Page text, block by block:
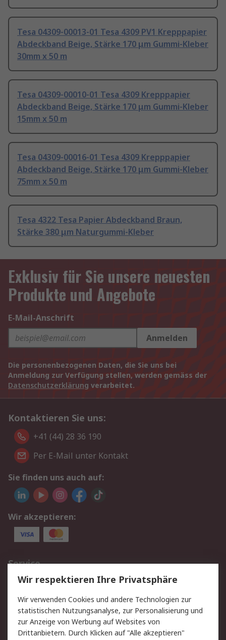
Tesa 04309-00013-01 Tesa 4309 PV1 Krepppapier
Abdeckband Beige, Stärke 170 μm Gummi-Kleber
30mm x 50 m
Tesa 04309-00010-01 Tesa 4309 Krepppapier
Abdeckband Beige, Stärke 170 μm Gummi-Kleber
15mm x 50 m
Tesa 04309-00016-01 Tesa 4309 Krepppapier
Abdeckband Beige, Stärke 170 μm Gummi-Kleber
75mm x 50 m
Tesa 4322 Tesa Papier Abdeckband Braun,
Stärke 380 μm Naturgummi-Kleber
Exklusiv für Sie unsere neuesten
Produkte und Angebote
E-Mail-Anschrift
Anmelden
Die personenbezogenen Daten, die Sie uns bei
Anmeldung zur Verfügung stellen, werden gemäss der
Datenschutzerklärung verarbeitet.
Kontaktieren Sie uns:
+41 (44) 28 36 190
Per E-Mail unter Kontakt
Sie finden uns auch auf:
Wir akzeptieren:
Service
Value Added Services
Lieferlösungen
Rücksendungen
Kontakt
Hilfe
Rechtliches
Wir respektieren Ihre Privatsphäre
Wir verwenden Cookies und andere Technologien zur
statistischen Nutzungsanalyse, zur Personalisierung und
zur Anzeige von Werbung auf Websites von
Drittanbietern. Durch Klicken auf "Alle akzeptieren"